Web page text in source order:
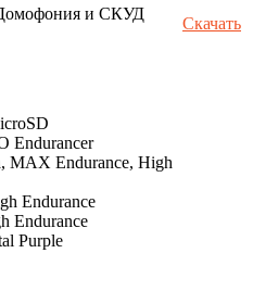
и СКУД
Скачать
Endurancer
MAX Endurance, High
Endurance
Endurance
Purple